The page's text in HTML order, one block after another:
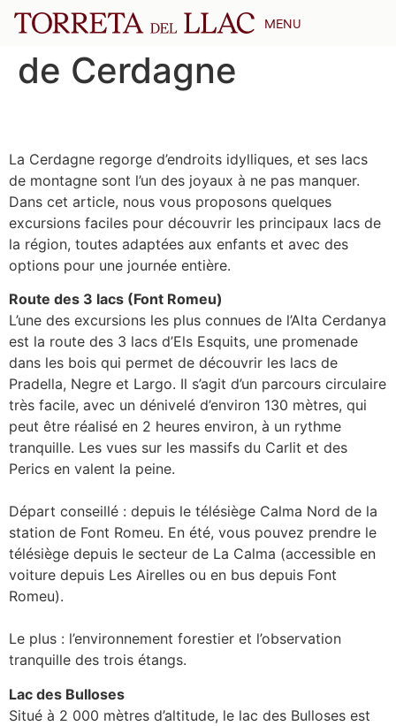
MENU
Excursions aux lacs
de Cerdagne
La Cerdagne regorge d’endroits idylliques, et ses lacs
de montagne sont l’un des joyaux à ne pas manquer.
Dans cet article, nous vous proposons quelques
excursions faciles pour découvrir les principaux lacs de
la région, toutes adaptées aux enfants et avec des
options pour une journée entière.
Route des 3 lacs (Font Romeu)
L’une des excursions les plus connues de l’Alta Cerdanya
est la route des 3 lacs d’Els Esquits, une promenade
dans les bois qui permet de découvrir les lacs de
Pradella, Negre et Largo. Il s’agit d’un parcours circulaire
très facile, avec un dénivelé d’environ 130 mètres, qui
peut être réalisé en 2 heures environ, à un rythme
tranquille. Les vues sur les massifs du Carlit et des
Perics en valent la peine.
Départ conseillé : depuis le télésiège Calma Nord de la
station de Font Romeu. En été, vous pouvez prendre le
télésiège depuis le secteur de La Calma (accessible en
voiture depuis Les Airelles ou en bus depuis Font
Romeu).
Le plus : l’environnement forestier et l’observation
tranquille des trois étangs.
Lac des Bulloses
Situé à 2 000 mètres d’altitude, le lac des Bulloses est